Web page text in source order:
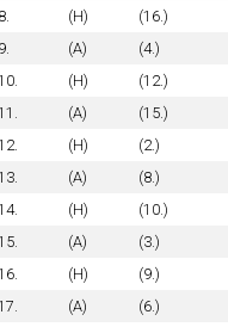
8.
(H) (16.)
9.
(A) (4.)
(H) (12.)
(A) (15.)
(H) (2.)
(A) (8.)
(H) (10.)
(A) (3.)
(H) (9.)
(A) (6.)